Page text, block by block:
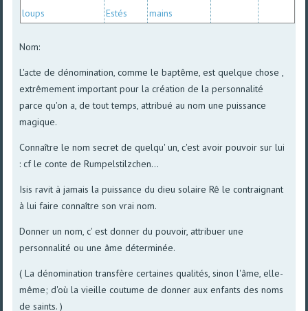
loups
Estés
mains
Nom:
L'acte de dénomination, comme le baptême, est quelque chose ,
extrêmement important pour la création de la personnalité
parce qu'on a, de tout temps, attribué au nom une puissance
magique.
Connaître le nom secret de quelqu' un, c'est avoir pouvoir sur lui
: cf le conte de Rumpelstilzchen...
Isis ravit à jamais la puissance du dieu solaire Rê le contraignant
à lui faire connaître son vrai nom.
Donner un nom, c' est donner du pouvoir, attribuer une
personnalité ou une âme déterminée.
( La dénomination transfère certaines qualités, sinon l'âme, elle-
même; d'où la vieille coutume de donner aux enfants des noms
de saints. )